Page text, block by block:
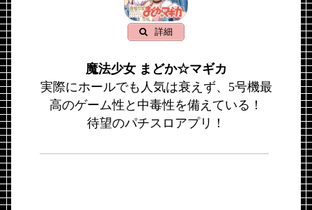
詳細
魔法少女 まどか☆マギカ
実際にホールでも人気は衰えず、5号機最
高のゲーム性と中毒性を備えている！
待望のパチスロアプリ！